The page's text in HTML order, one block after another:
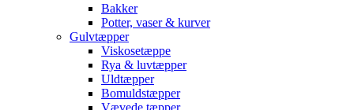
Bakker
Potter, vaser & kurver
Gulvtæpper
Viskosetæppe
Rya & luvtæpper
Uldtæpper
Bomuldstæpper